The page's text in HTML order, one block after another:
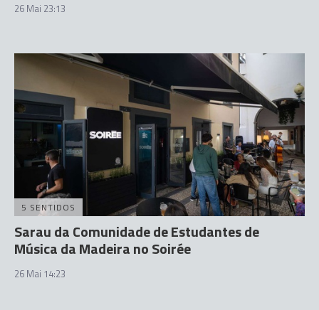
26 Mai 23:13
5 SENTIDOS
Sarau da Comunidade de Estudantes de
Música da Madeira no Soirée
26 Mai 14:23